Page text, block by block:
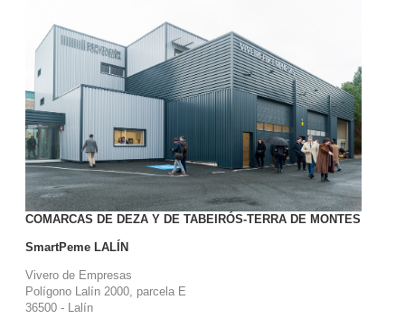
COMARCAS DE DEZA Y DE TABEIRÓS-TERRA DE MONTES
SmartPeme LALÍN
Vivero de Empresas
Polígono Lalín 2000, parcela E
36500 - Lalín